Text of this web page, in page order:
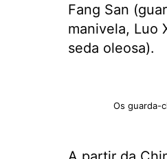
Fang San
manivela, Luo
seda oleosa).
Os guarda-